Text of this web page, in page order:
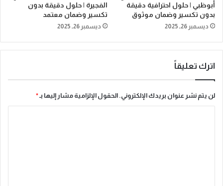
أبوظبي | حلول احترافية دقيقة
بدون تكسير وضمان موثوق
ديسمبر 26, 2025
الفجيرة | حلول دقيقة بدون
تكسير وضمان معتمد
ديسمبر 26, 2025
اترك تعليقاً
لن يتم نشر عنوان بريدك الإلكتروني. الحقول الإلزامية مشار إليها بـ*